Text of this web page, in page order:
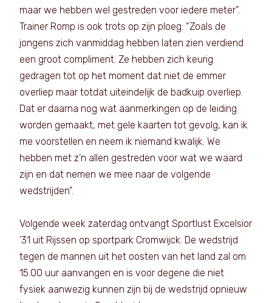
maar we hebben wel gestreden voor iedere meter”.
Trainer Romp is ook trots op zijn ploeg. “Zoals de
jongens zich vanmiddag hebben laten zien verdiend
een groot compliment. Ze hebben zich keurig
gedragen tot op het moment dat niet de emmer
overliep maar totdat uiteindelijk de badkuip overliep.
Dat er daarna nog wat aanmerkingen op de leiding
worden gemaakt, met gele kaarten tot gevolg, kan ik
me voorstellen en neem ik niemand kwalijk. We
hebben met z’n allen gestreden voor wat we waard
zijn en dat nemen we mee naar de volgende
wedstrijden”.
Volgende week zaterdag ontvangt Sportlust Excelsior
’31 uit Rijssen op sportpark Cromwijck. De wedstrijd
tegen de mannen uit het oosten van het land zal om
15.00 uur aanvangen en is voor degene die niet
fysiek aanwezig kunnen zijn bij de wedstrijd opnieuw